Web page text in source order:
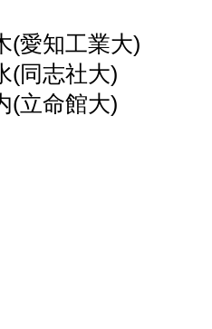
(愛知工業大)
(同志社大)
(立命館大)